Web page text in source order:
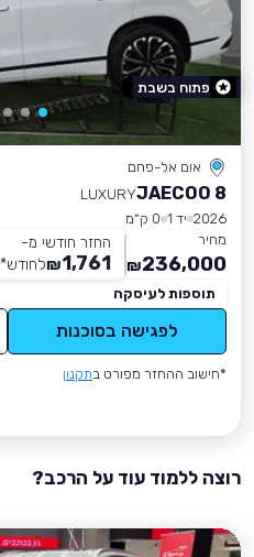
אום אל-פחם
JAECOO 8
LUXURY
2026 יד 1
0 ק״מ
מחיר
236,000
₪
החזר חודשי מ-
1,761
₪לחודש*
תוספות לעיסקה
לפגישה בסוכנות
*חישוב ההחזר מפורט בתקנון
פתוח בשבת
רוצה ללמוד עוד על הרכב?